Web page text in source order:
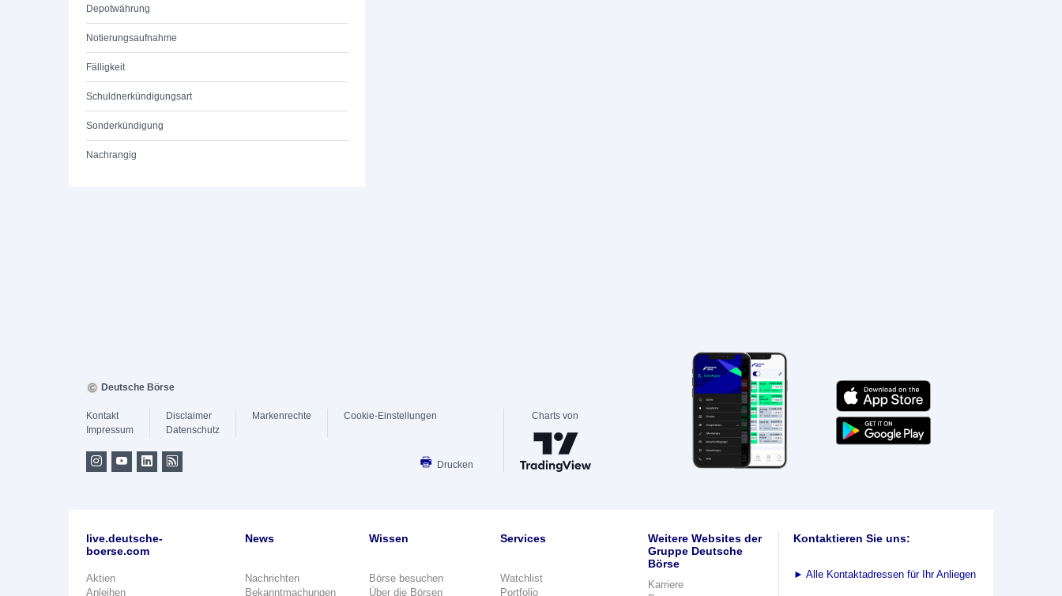
Depotwährung
Notierungsaufnahme
Fälligkeit
Schuldnerkündigungsart
Sonderkündigung
Nachrangig
Deutsche Börse
Kontakt
Impressum
Disclaimer
Datenschutz
Markenrechte Cookie-Einstellungen
Drucken
Charts von
live.deutsche-
boerse.com
Aktien
Anleihen
News
Nachrichten
Bekanntmachungen
Wissen
Börse besuchen
Über die Börsen
Services
Watchlist
Portfolio
Weitere Websites der
Gruppe Deutsche
Börse
Karriere
Kontaktieren Sie uns:
► Alle Kontaktadressen für Ihr Anliegen